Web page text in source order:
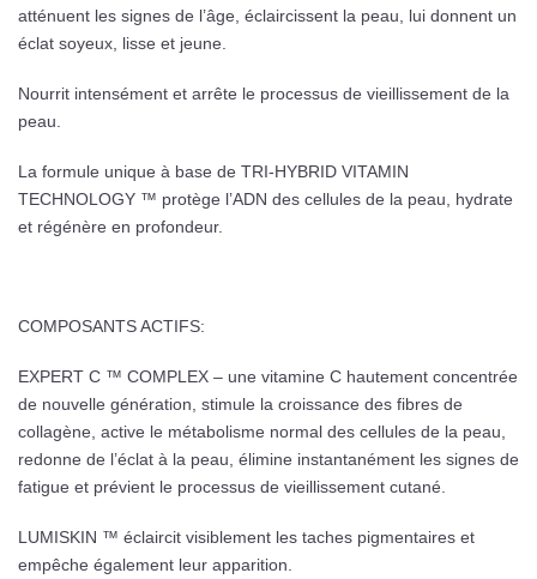
atténuent les signes de l’âge, éclaircissent la peau, lui donnent un
éclat soyeux, lisse et jeune.
Nourrit intensément et arrête le processus de vieillissement de la
peau.
La formule unique à base de TRI-HYBRID VITAMIN
TECHNOLOGY ™ protège l’ADN des cellules de la peau, hydrate
et régénère en profondeur.
COMPOSANTS ACTIFS:
EXPERT C ™ COMPLEX – une vitamine C hautement concentrée
de nouvelle génération, stimule la croissance des fibres de
collagène, active le métabolisme normal des cellules de la peau,
redonne de l’éclat à la peau, élimine instantanément les signes de
fatigue et prévient le processus de vieillissement cutané.
LUMISKIN ™ éclaircit visiblement les taches pigmentaires et
empêche également leur apparition.